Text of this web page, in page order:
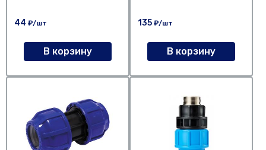
44 ₽/шт
В корзину
135 ₽/шт
В корзину